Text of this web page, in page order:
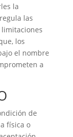
la
las
los
el nombre
a
de
física o